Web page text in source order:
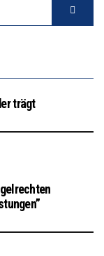
trägt